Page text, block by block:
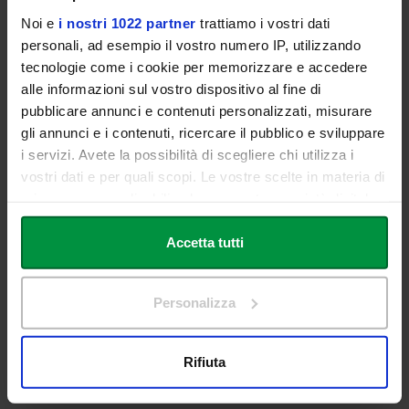
Noi e i nostri 1022 partner trattiamo i vostri dati
personali, ad esempio il vostro numero IP, utilizzando
tecnologie come i cookie per memorizzare e accedere
alle informazioni sul vostro dispositivo al fine di
pubblicare annunci e contenuti personalizzati, misurare
gli annunci e i contenuti, ricercare il pubblico e sviluppare
i servizi. Avete la possibilità di scegliere chi utilizza i
vostri dati e per quali scopi. Le vostre scelte in materia di
in cui avete effettuato le vostre scelte. È possibile
modificare o revocare il proprio consenso in qualsiasi
momento dalla Dichiarazione sui cookie o facendo clic
Con il tuo consenso, vorremmo anche:
raccogliere informazioni sulla tua posizione
Accetta tutti
Personalizza
Rifiuta
Docenti
Luca Comuzzi
Lorenzo Foresi
Reinhilde Jacobs
Giovanni Ioime